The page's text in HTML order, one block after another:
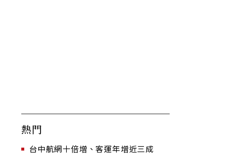
熱門
台中航網十倍增、客運年增近三成